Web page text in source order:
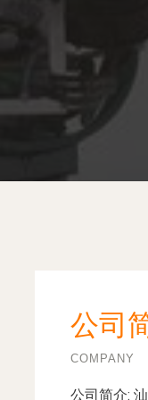
公司
COMPANY
公司简介: